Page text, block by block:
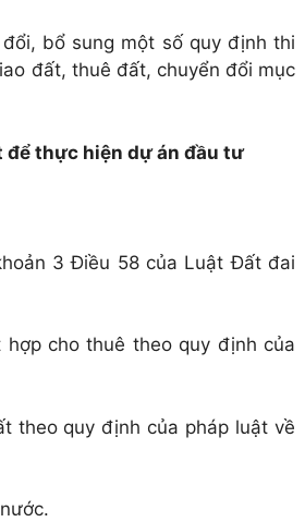
bổ sung một số quy định thi
đất, thuê đất, chuyển đổi mục
để thực hiện dự án đầu tư
3 Điều 58 của Luật Đất đai
cho thuê theo quy định của
theo quy định của pháp luật về